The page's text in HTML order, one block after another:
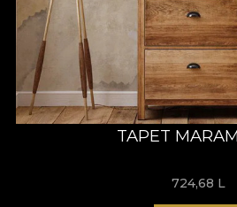
TAPET
724,68 L